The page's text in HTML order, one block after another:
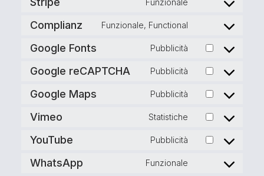
Complianz Funzionale, Functional
Google Fonts Pubblicità
Google reCAPTCHA Pubblicità
Google Maps Pubblicità
Vimeo Statistiche
YouTube Pubblicità
WhatsApp Funzionale